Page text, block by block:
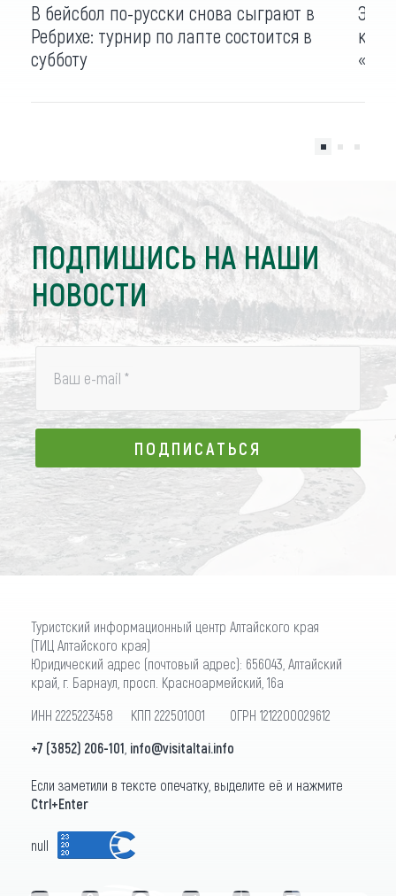
В бейсбол по-русски снова сыграют в
Ребрихе: турнир по лапте состоится в
субботу
ПОДПИШИСЬ НА НАШИ
НОВОСТИ
Ваш e-mail *
ПОДПИСАТЬСЯ
ПОДПИСАТЬСЯ
Туристский информационный центр Алтайского края
(ТИЦ Алтайского края)
Юридический адрес (почтовый адрес): 656043, Алтайский
край, г. Барнаул, просп. Красноармейский, 16а
ИНН 2225223458 КПП 222501001 ОГРН 1212200029612
+7 (3852) 206-101 info@visitaltai.info
Если заметили в тексте опечатку, выделите её и нажмите
Ctrl+Enter
null